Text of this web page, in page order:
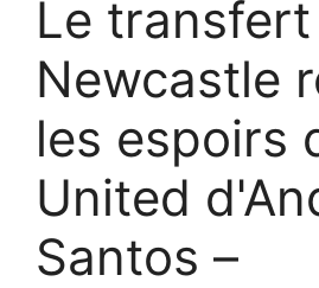
Le
Newcastle
les espoirs
United
Santos –